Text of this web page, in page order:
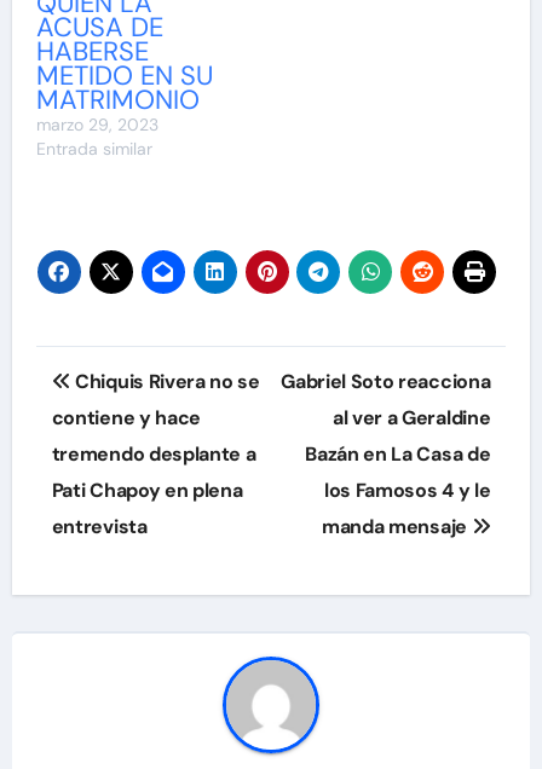
ACUSA DE
HABERSE
METIDO EN SU
MATRIMONIO
marzo 29, 2023
Entrada similar
Navegación
de
entradas
Chiquis Rivera no se
contiene y hace
tremendo desplante a
Pati Chapoy en plena
entrevista
Gabriel Soto reacciona
al ver a Geraldine
Bazán en La Casa de
los Famosos 4 y le
manda mensaje